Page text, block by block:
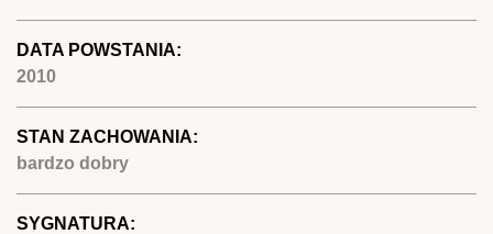
DATA POWSTANIA:
2010
STAN ZACHOWANIA:
bardzo dobry
SYGNATURA: